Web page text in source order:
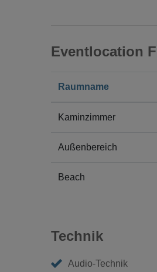
Eventlocation
Raumname
Kaminzimmer
Außenbereich
Beach
Technik
Audio-Technik